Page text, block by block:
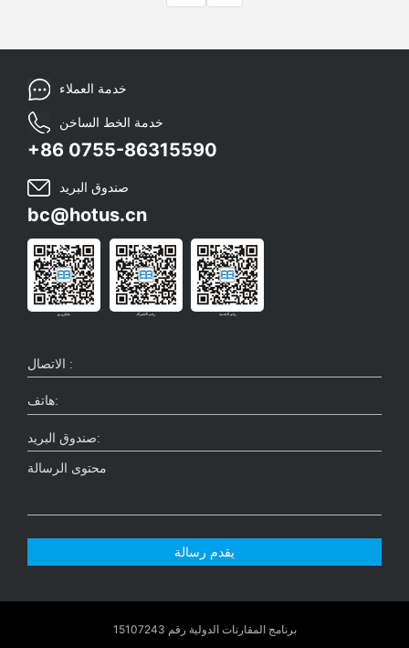
خدمة العملاء
خدمة الخط الساخن
+86 0755-86315590
صندوق البريد
bc@hotus.cn
مايكرو بو رقم الاشتراك رقم الخدمة
يقدم رسالة
برنامج المقارنات الدولية رقم 15107243